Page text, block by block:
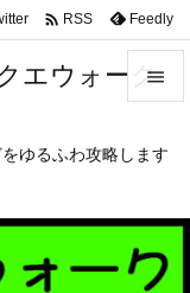
エウォーク
ゆるふわ攻略します

メニュ

前へ
 RSS Feedly